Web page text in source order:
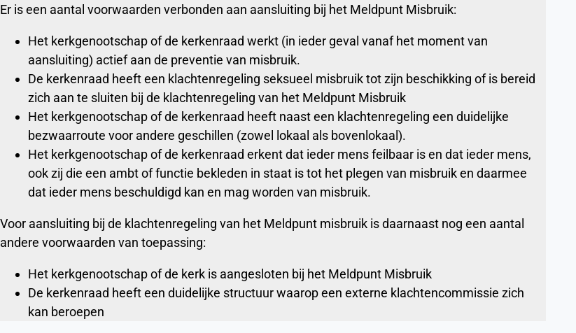
Er is een aantal voorwaarden verbonden aan aansluiting bij het Meldpunt Misbruik:
Het kerkgenootschap of de kerkenraad werkt (in ieder geval vanaf het moment van
aansluiting) actief aan de preventie van misbruik.
De kerkenraad heeft een klachtenregeling seksueel misbruik tot zijn beschikking of is bereid
zich aan te sluiten bij de klachtenregeling van het Meldpunt Misbruik
Het kerkgenootschap of de kerkenraad heeft naast een klachtenregeling een duidelijke
bezwaarroute voor andere geschillen (zowel lokaal als bovenlokaal).
Het kerkgenootschap of de kerkenraad erkent dat ieder mens feilbaar is en dat ieder mens,
ook zij die een ambt of functie bekleden in staat is tot het plegen van misbruik en daarmee
dat ieder mens beschuldigd kan en mag worden van misbruik.
Voor aansluiting bij de klachtenregeling van het Meldpunt misbruik is daarnaast nog een aantal
andere voorwaarden van toepassing:
Het kerkgenootschap of de kerk is aangesloten bij het Meldpunt Misbruik
De kerkenraad heeft een duidelijke structuur waarop een externe klachtencommissie zich
kan beroepen